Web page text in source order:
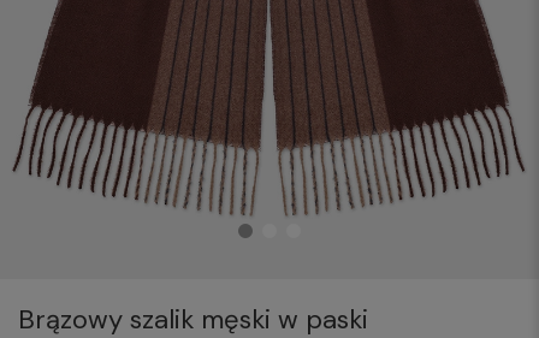
Brązowy szalik męski w paski